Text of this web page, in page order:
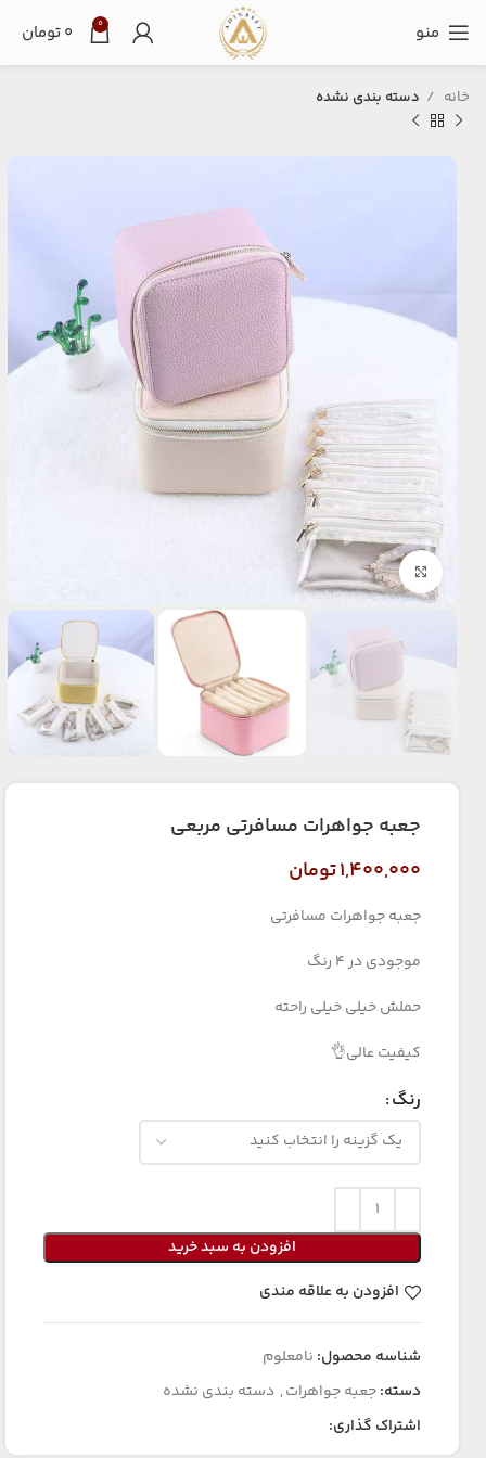
منو 0 ۰تومان
خانه دسته بندی نشده
بزرگنمایی تصویر
جعبه جواهرات مسافرتی مربعی
۱,۴۰۰,۰۰۰تومان
جعبه جواهرات مسافرتی
موجودی در ۴ رنگ
حملش خیلی خیلی راحته
کیفیت عالی👌
رنگ
افزودن به سبد خرید
افزودن به علاقه مندی
شناسه محصول: نامعلوم
دسته:جعبه جواهرات, دسته بندی نشده
اشتراک گذاری: